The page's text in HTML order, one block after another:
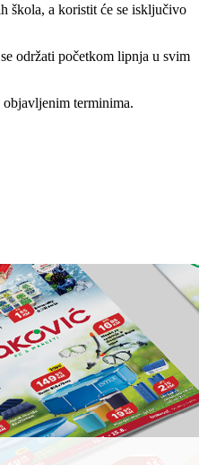
škola, a koristit će se isključivo
održati početkom lipnja u svim
objavljenim terminima.